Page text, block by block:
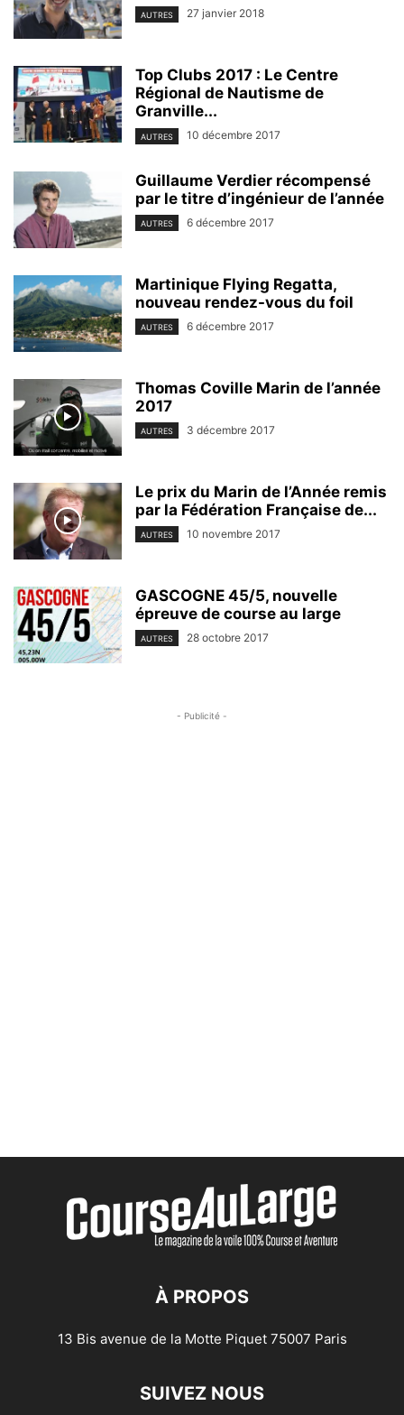
AUTRES 27 janvier 2018
Top Clubs 2017 : Le Centre
Régional de Nautisme de
Granville...
AUTRES 10 décembre 2017
Guillaume Verdier récompensé
par le titre d’ingénieur de l’année
AUTRES 6 décembre 2017
Martinique Flying Regatta,
nouveau rendez-vous du foil
AUTRES 6 décembre 2017
Thomas Coville Marin de l’année
2017
AUTRES 3 décembre 2017
Le prix du Marin de l’Année remis
par la Fédération Française de...
AUTRES 10 novembre 2017
GASCOGNE 45/5, nouvelle
épreuve de course au large
AUTRES 28 octobre 2017
- Publicité -
À PROPOS
13 Bis avenue de la Motte Piquet 75007 Paris
SUIVEZ NOUS